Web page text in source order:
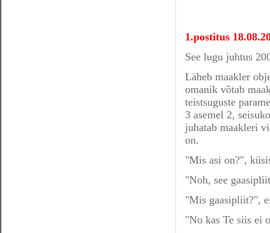
1.postitus
See lugu juhtus
Läheb maakler
omanik võtab
teistsuguste
3 asemel 2,
juhatab maakleri
on.
"Mis asi on?",
"Noh, see
"Mis gaasipliit?",
"No kas Te siis ei